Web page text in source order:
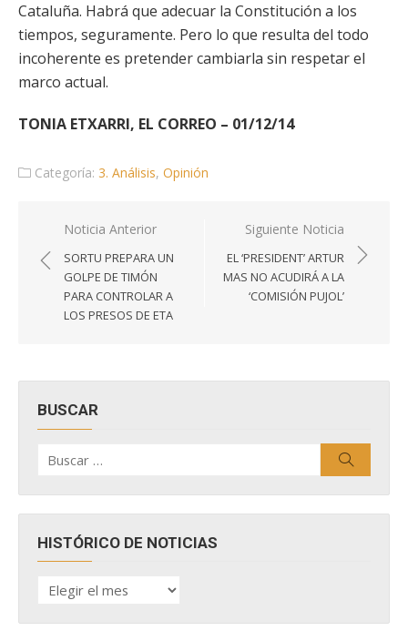
Cataluña. Habrá que adecuar la Constitución a los
tiempos, seguramente. Pero lo que resulta del todo
incoherente es pretender cambiarla sin respetar el
marco actual.
TONIA ETXARRI, EL CORREO – 01/12/14
Categoría: 3. Análisis, Opinión
Navegación
de
entradas
Noticia Anterior
SORTU PREPARA UN
GOLPE DE TIMÓN
PARA CONTROLAR A
LOS PRESOS DE ETA
Siguiente Noticia
EL ‘PRESIDENT’ ARTUR
MAS NO ACUDIRÁ A LA
‘COMISIÓN PUJOL’
BUSCAR
por:
HISTÓRICO DE NOTICIAS
HISTÓRICO
DE